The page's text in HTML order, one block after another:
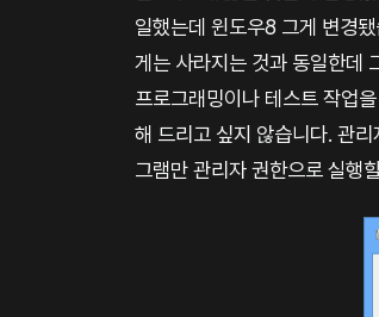
일했는데 윈도우8 그게 변경
게는 사라지는 것과 동일한데
프로그래밍이나 테스트 작업
해 드리고 싶지 않습니다. 관
그램만 관리자 권한으로 실행